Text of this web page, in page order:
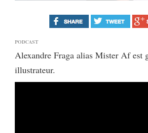
PODCAST
Alexandre Fraga alias Mister Af est
illustrateur.